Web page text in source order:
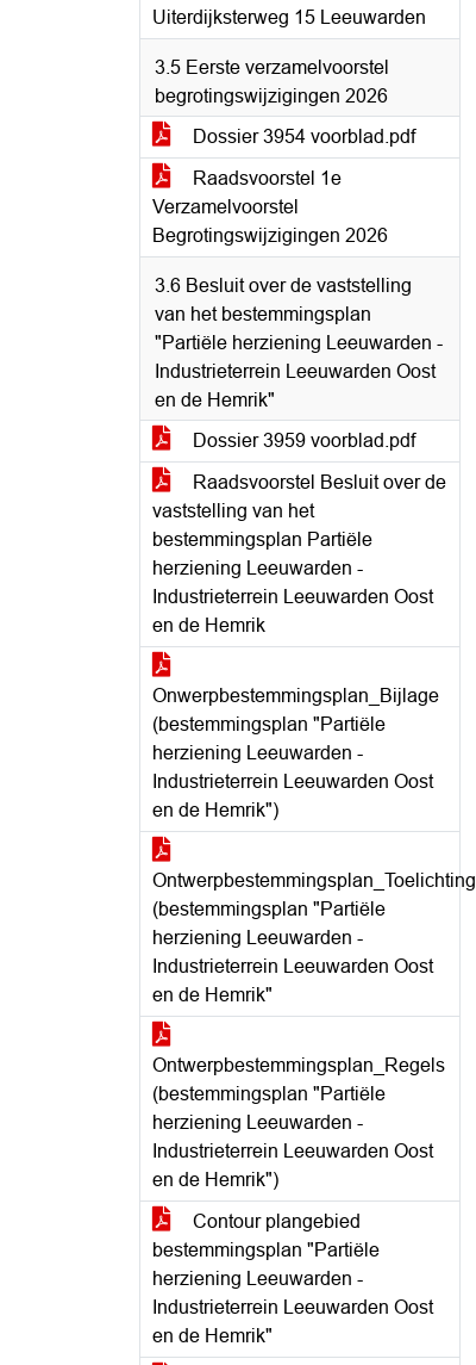
Uiterdijksterweg 15 Leeuwarden
3.5 Eerste verzamelvoorstel
begrotingswijzigingen 2026
Dossier 3954 voorblad.pdf
Raadsvoorstel 1e
Verzamelvoorstel
Begrotingswijzigingen 2026
3.6 Besluit over de vaststelling
van het bestemmingsplan
"Partiële herziening Leeuwarden -
Industrieterrein Leeuwarden Oost
en de Hemrik"
Dossier 3959 voorblad.pdf
Raadsvoorstel Besluit over de
vaststelling van het
bestemmingsplan Partiële
herziening Leeuwarden -
Industrieterrein Leeuwarden Oost
en de Hemrik
Onwerpbestemmingsplan_Bijlage
(bestemmingsplan "Partiële
herziening Leeuwarden -
Industrieterrein Leeuwarden Oost
en de Hemrik")
Ontwerpbestemmingsplan_Toelichting
(bestemmingsplan "Partiële
herziening Leeuwarden -
Industrieterrein Leeuwarden Oost
en de Hemrik"
Ontwerpbestemmingsplan_Regels
(bestemmingsplan "Partiële
herziening Leeuwarden -
Industrieterrein Leeuwarden Oost
en de Hemrik")
Contour plangebied
bestemmingsplan "Partiële
herziening Leeuwarden -
Industrieterrein Leeuwarden Oost
en de Hemrik"